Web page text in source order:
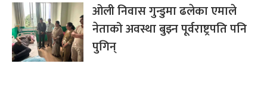
ओली निवास गुन्डुमा ढलेका एमाले
नेताको अवस्था बुझ्न पूर्वराष्ट्रपति पनि
पुगिन्